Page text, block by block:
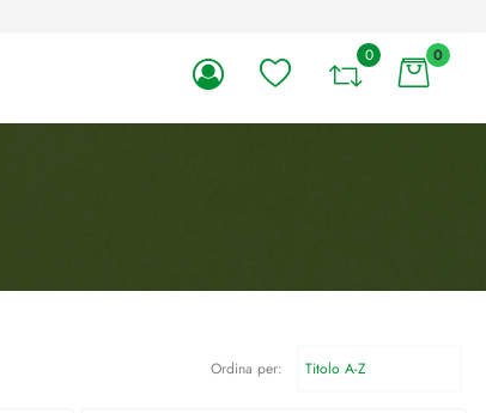
0 0
Ordina per: